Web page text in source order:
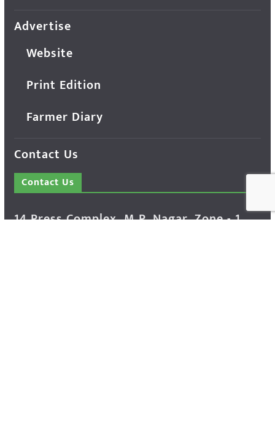
Advertise
Website
Print Edition
Farmer Diary
Contact Us
Contact Us
14 Press Complex, M.P. Nagar, Zone - 1,